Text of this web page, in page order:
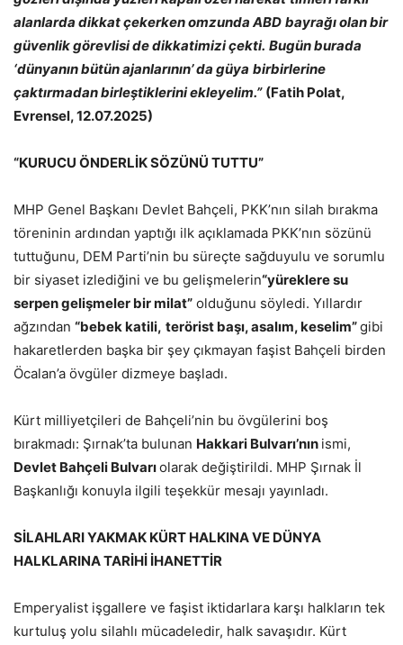
alanlarda dikkat çekerken omzunda ABD bayrağı olan bir
güvenlik görevlisi de dikkatimizi çekti. Bugün burada
‘dünyanın bütün ajanlarının’ da güya birbirlerine
çaktırmadan birleştiklerini ekleyelim.” (Fatih Polat,
Evrensel, 12.07.2025)
“KURUCU ÖNDERLİK SÖZÜNÜ TUTTU”
MHP Genel Başkanı Devlet Bahçeli, PKK’nın silah bırakma
töreninin ardından yaptığı ilk açıklamada PKK’nın sözünü
tuttuğunu, DEM Parti’nin bu süreçte sağduyulu ve sorumlu
bir siyaset izlediğini ve bu gelişmelerin“yüreklere su
serpen gelişmeler bir milat” olduğunu söyledi. Yıllardır
ağzından “bebek katili, terörist başı, asalım, keselim”gibi
hakaretlerden başka bir şey çıkmayan faşist Bahçeli birden
Öcalan’a övgüler dizmeye başladı.
Kürt milliyetçileri de Bahçeli’nin bu övgülerini boş
bırakmadı: Şırnak’ta bulunan Hakkari Bulvarı’nın ismi,
Devlet Bahçeli Bulvarıolarak değiştirildi. MHP Şırnak İl
Başkanlığı konuyla ilgili teşekkür mesajı yayınladı.
SİLAHLARI YAKMAK KÜRT HALKINA VE DÜNYA
HALKLARINA TARİHİ İHANETTİR
Emperyalist işgallere ve faşist iktidarlara karşı halkların tek
kurtuluş yolu silahlı mücadeledir, halk savaşıdır. Kürt